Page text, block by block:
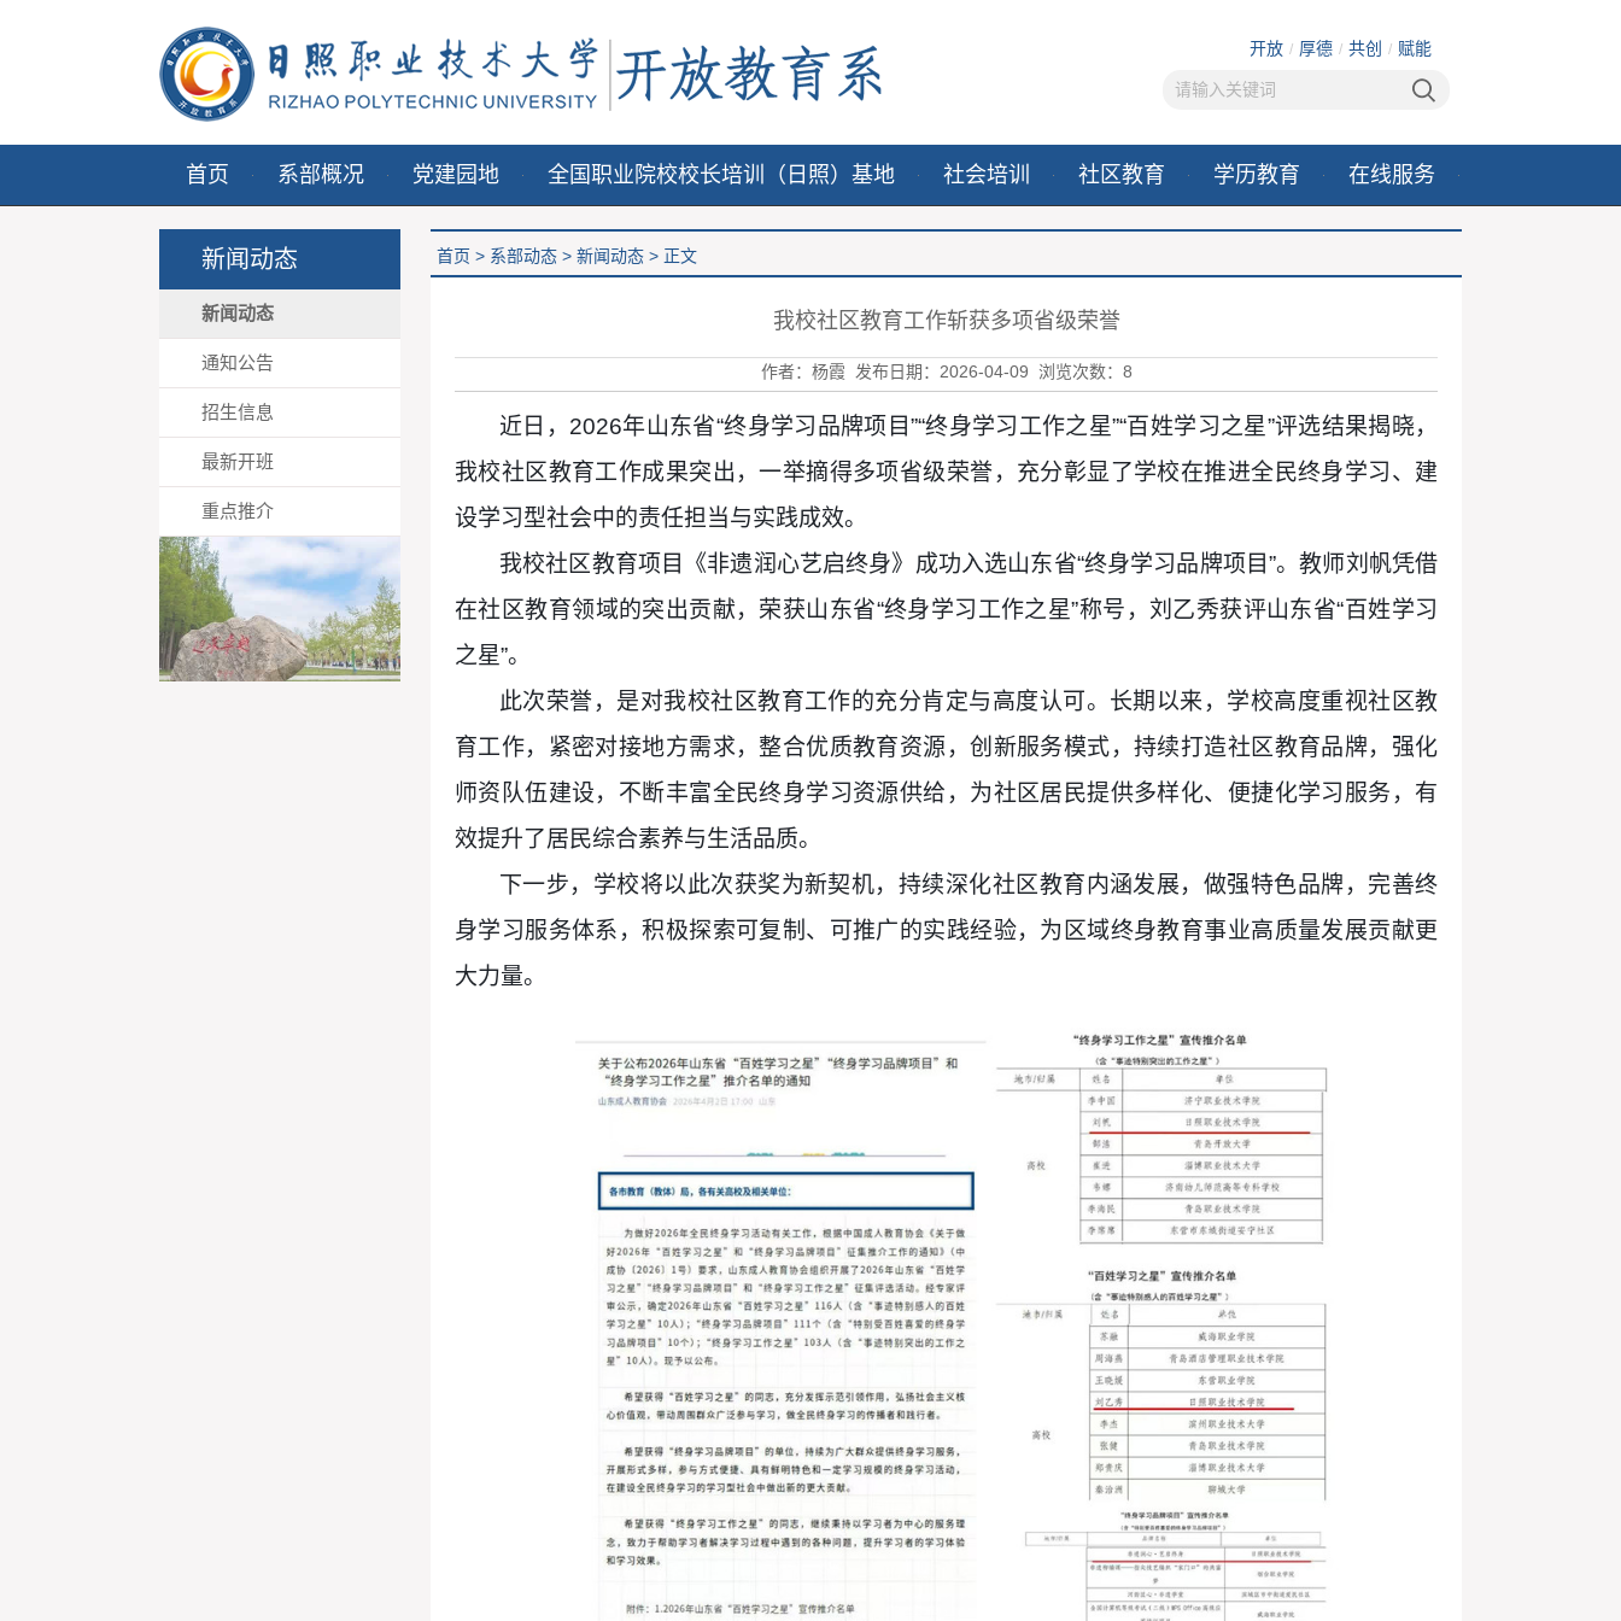
开放 / 厚德 / 共创 / 赋能
首页 系部概况 党建园地 全国职业院校校长培训（日照）基地 社会培训 社区教育 学历教育 在线服务
新闻动态
新闻动态
通知公告
招生信息
最新开班
重点推介
首页 > 系部动态 > 新闻动态 > 正文
我校社区教育工作斩获多项省级荣誉
作者：杨霞 发布日期：2026-04-09 浏览次数： 8
近日， 2026年山东省“终身学习品牌项目”“终身学习工作之星”“百姓学习之星”评选结果揭晓，
我校社区教育工作成果突出，一举摘得多项省级荣誉，充分彰显了学校在推进全民终身学习、建
设学习型社会中的责任担当与实践成效。
我校社区教育项目《非遗润心艺启终身》成功入选山东省“终身学习品牌项目”。教师刘帆凭借
在社区教育领域的突出贡献，荣获山东省“终身学习工作之星”称号，刘乙秀获评山东省“百姓学习
之星”。
此次荣誉，是对我校社区教育工作的充分肯定与高度认可。长期以来，学校高度重视社区教
育工作，紧密对接地方需求，整合优质教育资源，创新服务模式，持续打造社区教育品牌，强化
师资队伍建设，不断丰富全民终身学习资源供给，为社区居民提供多样化、便捷化学习服务，有
效提升了居民综合素养与生活品质。
下一步，学校将以此次获奖为新契机，持续深化社区教育内涵发展，做强特色品牌，完善终
身学习服务体系，积极探索可复制、可推广的实践经验，为区域终身教育事业高质量发展贡献更
大力量。